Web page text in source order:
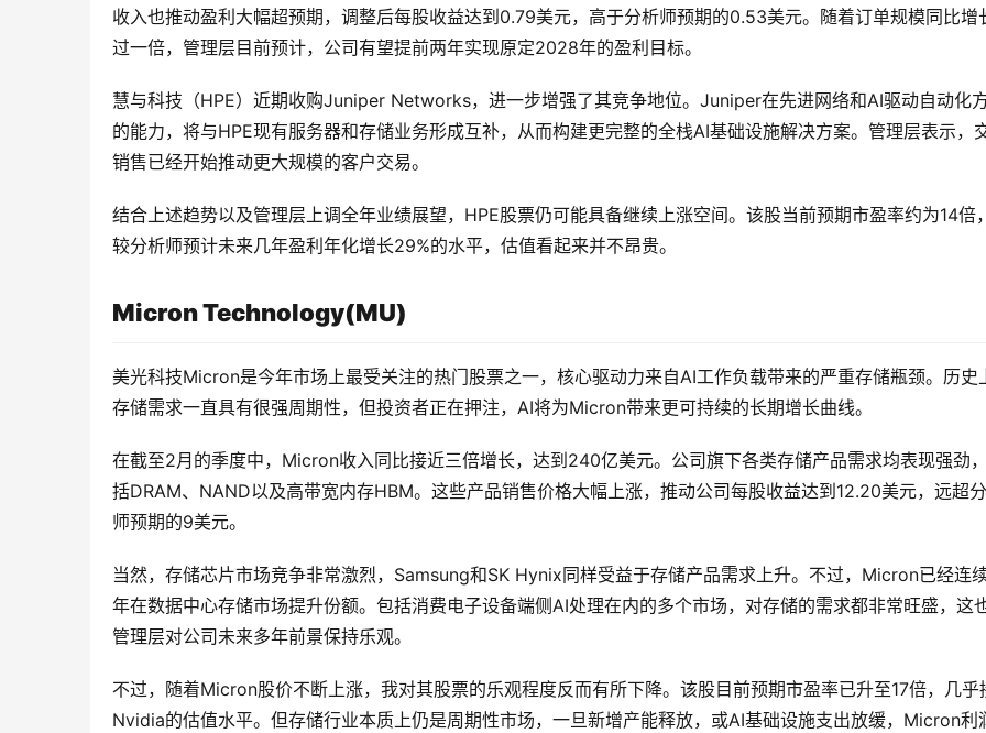
收入也推动盈利大幅超预期，调整后每股收益达到0.79美元，高于分析师预期的0.53美元。随着订单规模同比增
过一倍，管理层目前预计，公司有望提前两年实现原定2028年的盈利目标。
慧与科技（HPE）近期收购Juniper Networks，进一步增强了其竞争地位。Juniper在先进网络和AI驱动自动化
的能力，将与HPE现有服务器和存储业务形成互补，从而构建更完整的全栈AI基础设施解决方案。管理层表示，
销售已经开始推动更大规模的客户交易。
结合上述趋势以及管理层上调全年业绩展望，HPE股票仍可能具备继续上涨空间。该股当前预期市盈率约为14倍
较分析师预计未来几年盈利年化增长29%的水平，估值看起来并不昂贵。
Micron Technology(MU)
美光科技Micron是今年市场上最受关注的热门股票之一，核心驱动力来自AI工作负载带来的严重存储瓶颈。历史
存储需求一直具有很强周期性，但投资者正在押注，AI将为Micron带来更可持续的长期增长曲线。
在截至2月的季度中，Micron收入同比接近三倍增长，达到240亿美元。公司旗下各类存储产品需求均表现强劲
括DRAM、NAND以及高带宽内存HBM。这些产品销售价格大幅上涨，推动公司每股收益达到12.20美元，远超
师预期的9美元。
当然，存储芯片市场竞争非常激烈，Samsung和SK Hynix同样受益于存储产品需求上升。不过，Micron已经连
年在数据中心存储市场提升份额。包括消费电子设备端侧AI处理在内的多个市场，对存储的需求都非常旺盛，这
管理层对公司未来多年前景保持乐观。
不过，随着Micron股价不断上涨，我对其股票的乐观程度反而有所下降。该股目前预期市盈率已升至17倍，几乎
Nvidia的估值水平。但存储行业本质上仍是周期性市场，一旦新增产能释放，或AI基础设施支出放缓，Micron利